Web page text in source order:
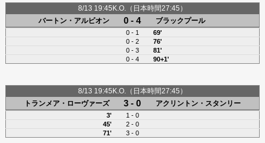
8/13 19:45K.O.（日本時間27:45）
バートン・アルビオン
0 - 4 ブラックプール
0 - 1
69'
0 - 2
76'
0 - 3
81'
0 - 4
90+1'
8/13 19:45K.O.（日本時間27:45）
トランメア・ローヴァーズ
3 - 0 アクリントン・スタンリー
3'
1 - 0
45'
2 - 0
71'
3 - 0